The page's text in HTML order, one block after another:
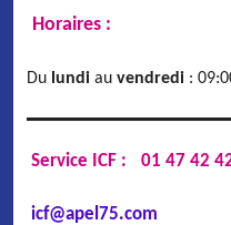
Horaires :
Du lundi au vendredi :
Service ICF : 01 47 42
icf@apel75.com